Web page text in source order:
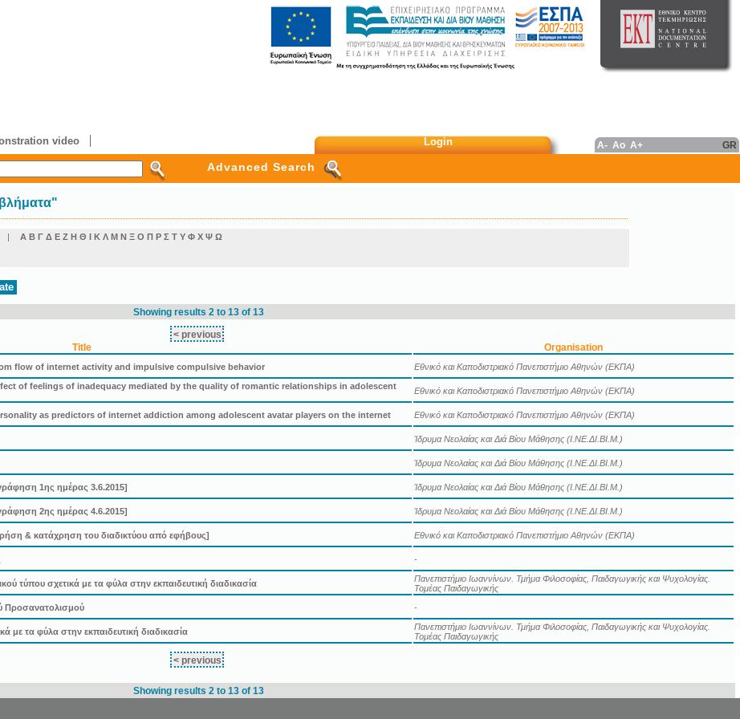
video Login A- Ao A+ GR
Advanced Search
| Α Β Γ Δ Ε Ζ Η Θ Ι Κ Λ Μ Ν Ξ Ο Π Ρ Σ Τ Υ Φ Χ Ψ Ω
Showing results 2 to 13 of 13
< previous
Title Organisation
flow of internet activity and impulsive compulsive behavior Εθνικό και Καποδιστριακό Πανεπιστήμιο Αθηνών (ΕΚΠΑ)
of feelings of inadequacy mediated by the quality of romantic relationships in adolescent
Εθνικό και Καποδιστριακό Πανεπιστήμιο Αθηνών (ΕΚΠΑ)
as predictors of internet addiction among adolescent avatar players on the internet Εθνικό και Καποδιστριακό Πανεπιστήμιο Αθηνών (ΕΚΠΑ)
Ίδρυμα Νεολαίας και Διά Βίου Μάθησης (Ι.ΝΕ.ΔΙ.ΒΙ.Μ.)
Ίδρυμα Νεολαίας και Διά Βίου Μάθησης (Ι.ΝΕ.ΔΙ.ΒΙ.Μ.)
1ης ημέρας 3.6.2015] Ίδρυμα Νεολαίας και Διά Βίου Μάθησης (Ι.ΝΕ.ΔΙ.ΒΙ.Μ.)
2ης ημέρας 4.6.2015] Ίδρυμα Νεολαίας και Διά Βίου Μάθησης (Ι.ΝΕ.ΔΙ.ΒΙ.Μ.)
& κατάχρηση του διαδικτύου από εφήβους] Εθνικό και Καποδιστριακό Πανεπιστήμιο Αθηνών (ΕΚΠΑ)
-
τύπου σχετικά με τα φύλα στην εκπαιδευτική διαδικασία
Πανεπιστήμιο Ιωαννίνων. Τμήμα Φιλοσοφίας, Παιδαγωγικής και Ψυχολογίας.
Τομέας Παιδαγωγικής
Προσανατολισμού -
με τα φύλα στην εκπαιδευτική διαδικασία
Πανεπιστήμιο Ιωαννίνων. Τμήμα Φιλοσοφίας, Παιδαγωγικής και Ψυχολογίας.
Τομέας Παιδαγωγικής
< previous
Showing results 2 to 13 of 13